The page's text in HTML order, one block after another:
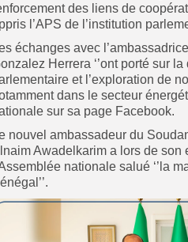
des liens de
l’APS de l’institution
échanges avec
Herrera ‘’ont porté sur
et l’exploration de
dans le secteur
sur sa page Facebook.
nouvel ambassadeur du
Awadelkarim a lors de son
nationale salué ‘’la